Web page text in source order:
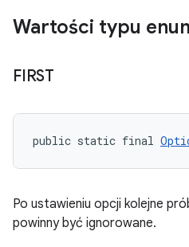
Wartości typu
FIRST
public static final
Po ustawieniu opcji kolejne
powinny być ignorowane.